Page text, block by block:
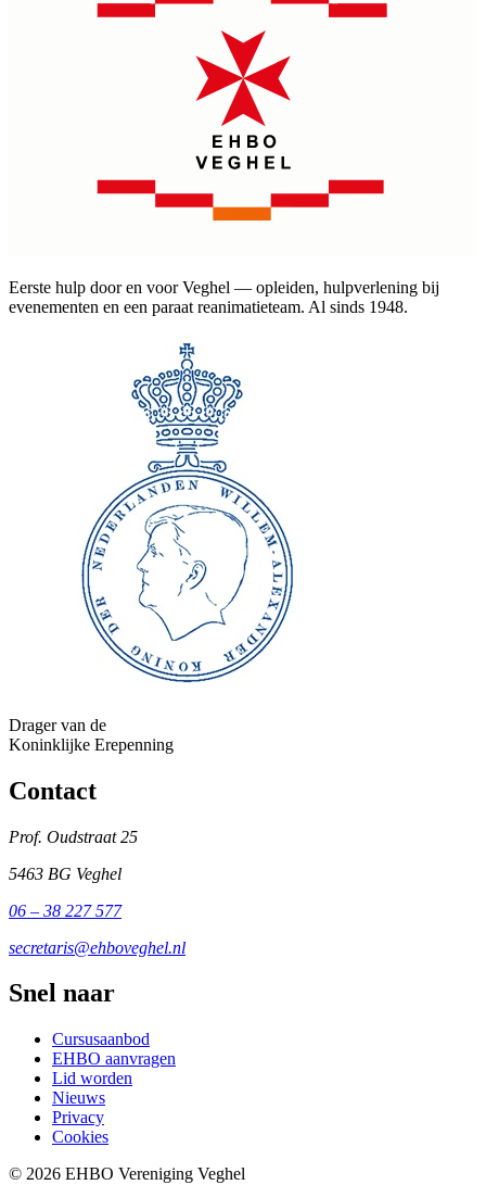
Eerste hulp door en voor Veghel — opleiden, hulpverlening bij
evenementen en een paraat reanimatieteam. Al sinds 1948.
Drager van de
Koninklijke Erepenning
Contact
Prof. Oudstraat 25
5463 BG Veghel
06 – 38 227 577
secretaris@ehboveghel.nl
Snel naar
Cursusaanbod
EHBO aanvragen
Lid worden
Nieuws
Privacy
Cookies
© 2026 EHBO Vereniging Veghel